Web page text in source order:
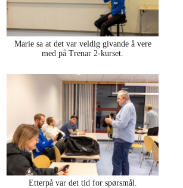
Marie sa at det var veldig givande å vere
med på Trenar 2-kurset.
Etterpå var det tid for spørsmål.